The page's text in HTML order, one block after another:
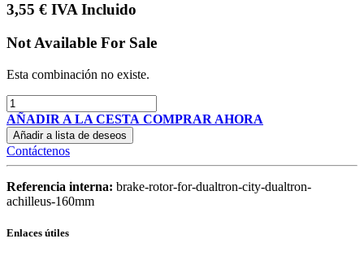
3,55 € IVA Incluido
Not Available For Sale
Esta combinación no existe.
AÑADIR A LA CESTA COMPRAR AHORA
Añadir a lista de deseos
Contáctenos
Referencia interna: brake-rotor-for-dualtron-city-dualtron-
achilleus-160mm
Enlaces útiles